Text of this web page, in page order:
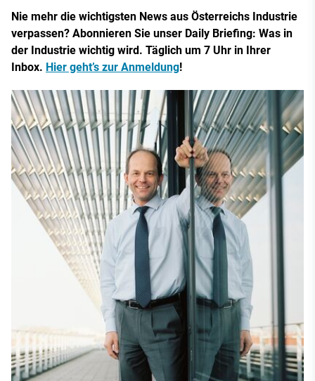
Nie mehr die wichtigsten News aus Österreichs Industrie
verpassen? Abonnieren Sie unser Daily Briefing: Was in
der Industrie wichtig wird. Täglich um 7 Uhr in Ihrer
Inbox. Hier geht’s zur Anmeldung!